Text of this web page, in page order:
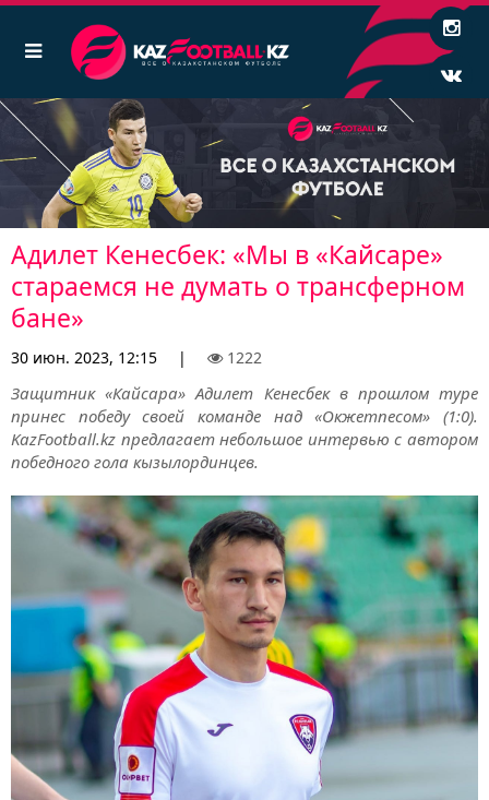
Адилет Кенесбек: «Мы в «Кайсаре»
стараемся не думать о трансферном
бане»
30 июн. 2023, 12:15 | 1222
Защитник «Кайсара» Адилет Кенесбек в прошлом туре
принес победу своей команде над «Окжетпесом» (1:0).
KazFootball.kz предлагает небольшое интервью с автором
победного гола кызылординцев.